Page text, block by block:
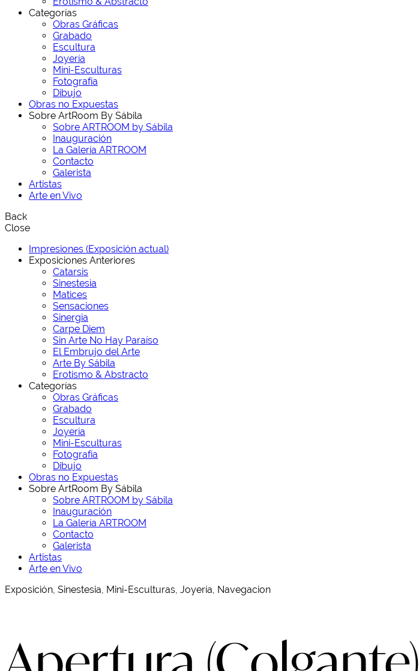
Categorías
Obras Gráficas
Grabado
Escultura
Joyería
Mini-Esculturas
Fotografía
Dibujo
Obras no Expuestas
Sobre ArtRoom By Sábila
Sobre ARTROOM by Sábila
Inauguración
La Galería ARTROOM
Contacto
Galerista
Artistas
Arte en Vivo
Back
Close
Impresiones (Exposición actual)
Exposiciones Anteriores
Catarsis
Sinestesia
Matices
Sensaciones
Sinergia
Carpe Diem
Sin Arte No Hay Paraíso
El Embrujo del Arte
Arte By Sábila
Erotismo & Abstracto
Categorías
Obras Gráficas
Grabado
Escultura
Joyería
Mini-Esculturas
Fotografía
Dibujo
Obras no Expuestas
Sobre ArtRoom By Sábila
Sobre ARTROOM by Sábila
Inauguración
La Galería ARTROOM
Contacto
Galerista
Artistas
Arte en Vivo
Exposición, Sinestesia, Mini-Esculturas, Joyería, Navegacion